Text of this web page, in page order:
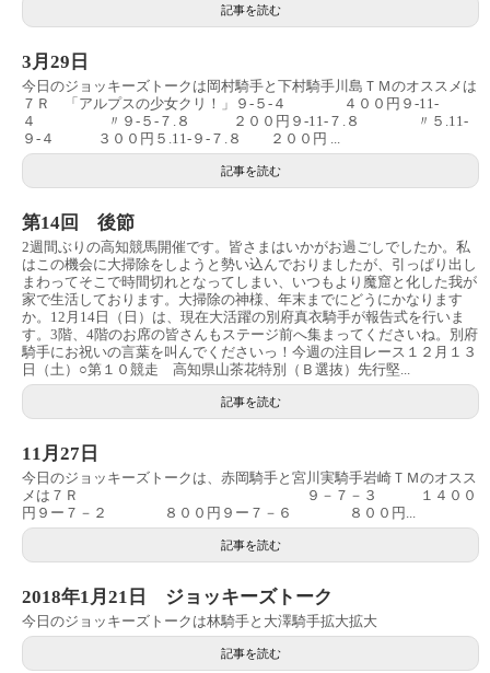
記事を読む
3月29日
今日のジョッキーズトークは岡村騎手と下村騎手川島ＴＭのオススメは
７Ｒ 「アルプスの少女クリ！」９-５-４ ４００円９-11-
４ 〃９-５-７.８ ２００円９-11-７.８ 〃５.11-
９-４ ３００円５.11-９-７.８ ２００円 ...
記事を読む
第14回 後節
2週間ぶりの高知競馬開催です。皆さまはいかがお過ごしでしたか。私
はこの機会に大掃除をしようと勢い込んでおりましたが、引っぱり出し
まわってそこで時間切れとなってしまい、いつもより魔窟と化した我が
家で生活しております。大掃除の神様、年末までにどうにかなります
か。12月14日（日）は、現在大活躍の別府真衣騎手が報告式を行いま
す。3階、4階のお席の皆さんもステージ前へ集まってくださいね。別府
騎手にお祝いの言葉を叫んでくださいっ！今週の注目レース１２月１３
日（土）○第１０競走 高知県山茶花特別（Ｂ選抜）先行堅...
記事を読む
11月27日
今日のジョッキーズトークは、赤岡騎手と宮川実騎手岩崎ＴＭのオスス
メは７Ｒ ９－７－３ １４００
円９ー７－２ ８００円９ー７－６ ８００円...
記事を読む
2018年1月21日 ジョッキーズトーク
今日のジョッキーズトークは林騎手と大澤騎手拡大拡大
記事を読む